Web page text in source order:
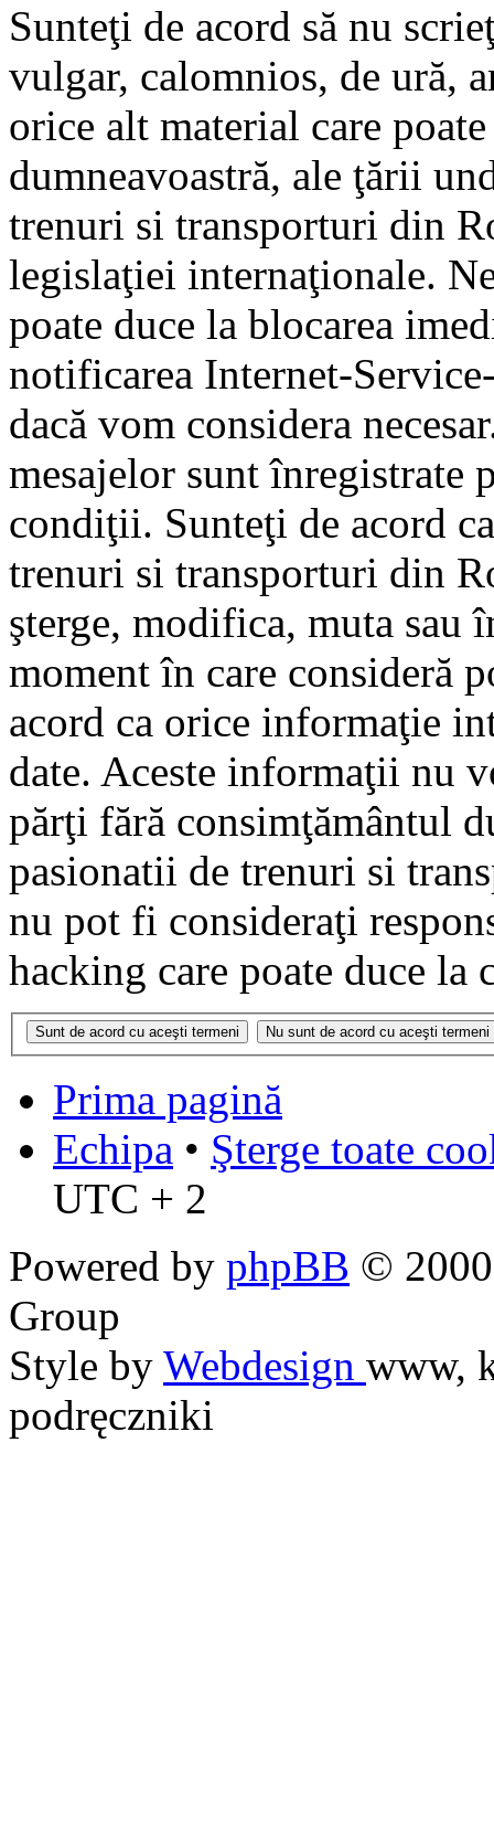
Sunteţi de acord să nu
vulgar, calomnios, de ură,
orice alt material care
dumneavoastră, ale ţării
trenuri si transporturi din
legislaţiei internaţionale.
poate duce la blocarea
notificarea Internet-
dacă vom considera
mesajelor sunt înregistrate
condiţii. Sunteţi de acord
trenuri si transporturi din
şterge, modifica, muta sau
moment în care consideră
acord ca orice informaţie
date. Aceste informaţii nu
părţi fără consimţământul
pasionatii de trenuri si
nu pot fi consideraţi
hacking care poate duce la
Prima pagină
Echipa • Şterge toate
UTC + 2
Powered by phpBB ©
Group
Style by Webdesign www,
podręczniki